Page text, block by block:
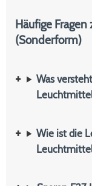
Häufige
(Sonderform)
Was
Wie ist die